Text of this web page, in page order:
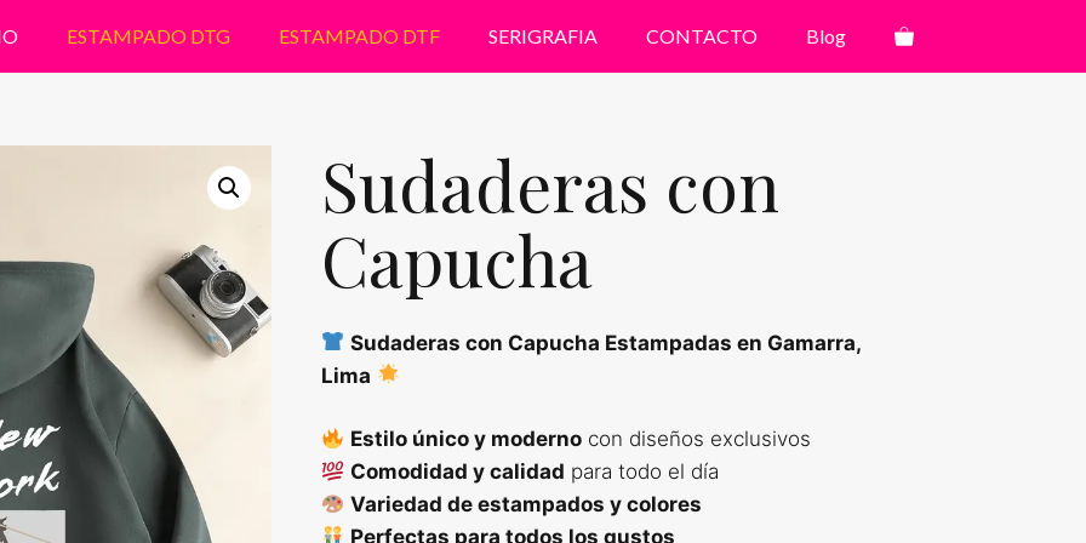
ESTAMPADO DTG ESTAMPADO DTF SERIGRAFIA CONTACTO Blog
Sudaderas con
Capucha
Sudaderas con Capucha Estampadas en Gamarra,
Lima
Estilo único y moderno con diseños exclusivos
Comodidad y calidad para todo el día
Variedad de estampados y colores
Perfectas para todos los gustos